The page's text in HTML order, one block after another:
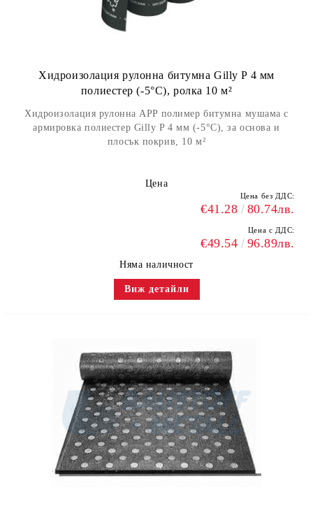
Хидроизолация рулонна битумна Gilly P 4 мм
полиестер (-5°С), ролка 10 м²
Хидроизолация рулонна APP полимер битумна мушама с
армировка полиестер Gilly P 4 мм (-5°С), за основа и
плосък покрив, 10 м²
Цена
Цена без ДДС:
€41.28 80.74лв.
Цена с ДДС:
€49.54 96.89лв.
Няма наличност
Виж детайли